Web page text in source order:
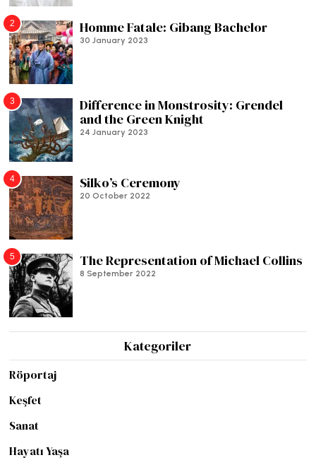
2 Homme Fatale: Gibang Bachelor
30 January 2023
3
Difference in Monstrosity: Grendel
and the Green Knight
24 January 2023
4 Silko’s Ceremony
20 October 2022
5 The Representation of Michael Collins
8 September 2022
Kategoriler
Röportaj
Keşfet
Sanat
Hayatı Yaşa